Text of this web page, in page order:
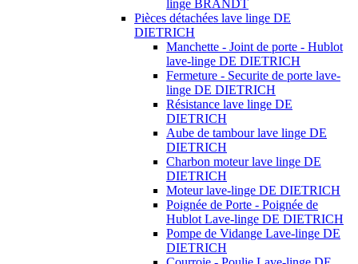
linge BRANDT
Pièces détachées lave linge DE
DIETRICH
Manchette - Joint de porte - Hublot
lave-linge DE DIETRICH
Fermeture - Securite de porte lave-
linge DE DIETRICH
Résistance lave linge DE
DIETRICH
Aube de tambour lave linge DE
DIETRICH
Charbon moteur lave linge DE
DIETRICH
Moteur lave-linge DE DIETRICH
Poignée de Porte - Poignée de
Hublot Lave-linge DE DIETRICH
Pompe de Vidange Lave-linge DE
DIETRICH